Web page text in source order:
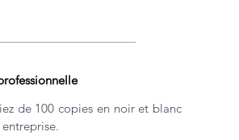
de 100 copies en noir et blanc